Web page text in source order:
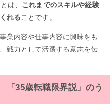
は、 これまでのスキルや経験
れることです。
業内容や仕事内容に興味をも
戦力として活躍する意志を伝
35歳転職限界説」のう